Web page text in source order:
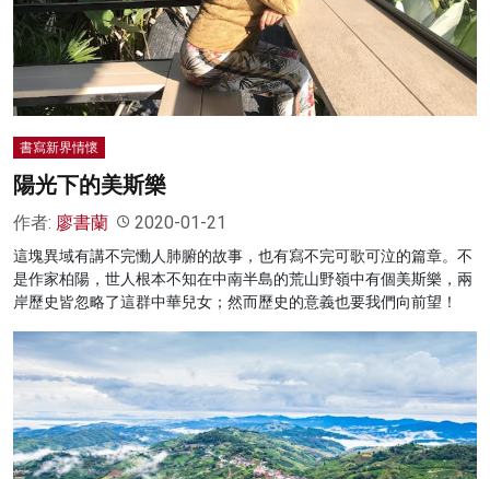
名家榜
灼見活動
關於我們
書寫新界情懷
陽光下的美斯樂
作者: 廖書蘭 2020-01-21
這塊異域有講不完慟人肺腑的故事，也有寫不完可歌可泣的篇章。不
是作家柏陽，世人根本不知在中南半島的荒山野嶺中有個美斯樂，兩
岸歷史皆忽略了這群中華兒女；然而歷史的意義也要我們向前望！